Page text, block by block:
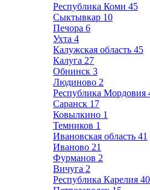
Республика Коми 45
Сыктывкар 10
Печора 6
Ухта 4
Калужская область 45
Калуга 27
Обнинск 3
Людиново 2
Республика Мордовия
Саранск 17
Ковылкино 1
Темников 1
Ивановская область 41
Иваново 21
Фурманов 2
Вичуга 2
Республика Карелия 40